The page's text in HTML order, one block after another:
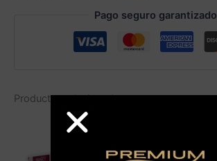
Pago seguro garantizado
Productos relacionados